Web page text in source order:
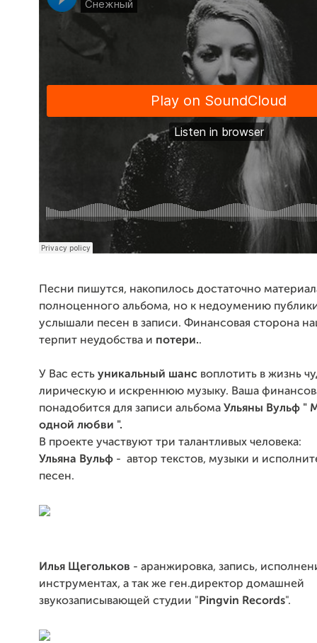
Песни пишутся, накопилось достаточно
полноценного альбома, но к недоумению
услышали песен в записи. Финансовая сторона
терпит неудобства и потери..
У Вас есть уникальный шанс воплотить в жизнь
лирическую и искреннюю музыку. Ваша
понадобится для записи альбома Ульяны Вульф "
одной любви ".
В проекте участвуют три талантливых человека:
Ульяна Вульф - автор текстов, музыки и
песен.
Илья Щегольков - аранжировка, запись,
инструментах, а так же ген.директор домашней
звукозаписывающей студии " Pingvin Records".